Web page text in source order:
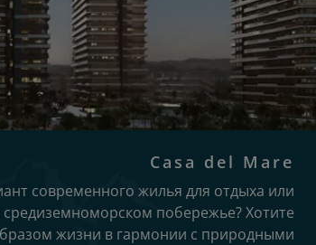
Casa del Mare
современного жилья для отдыха или
побережье? Хотите
жизни в гармонии с природными